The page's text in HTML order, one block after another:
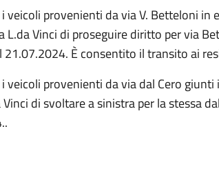
provenienti da via V. Betteloni in
Vinci di proseguire diritto per via
È consentito il transito ai
provenienti da via dal Cero giunti
di svoltare a sinistra per la stessa